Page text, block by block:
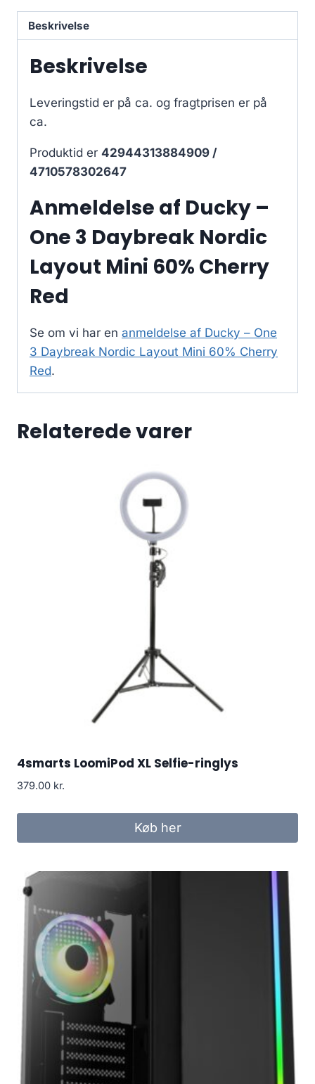
Beskrivelse
Beskrivelse
Leveringstid er på ca. og fragtprisen er på
ca.
Produktid er 42944313884909 /
4710578302647
Anmeldelse af Ducky –
One 3 Daybreak Nordic
Layout Mini 60% Cherry
Red
Se om vi har en anmeldelse af Ducky – One
3 Daybreak Nordic Layout Mini 60% Cherry
Red.
Relaterede varer
4smarts LoomiPod XL Selfie-ringlys
379.00 kr.
Køb her